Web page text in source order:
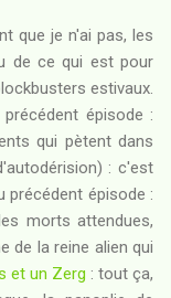
que je n'ai pas, les
de ce qui est pour
estivaux.
épisode :
qui pètent dans
: c'est
précédent épisode :
morts attendues,
de la reine alien qui
et un Zerg : tout ça,